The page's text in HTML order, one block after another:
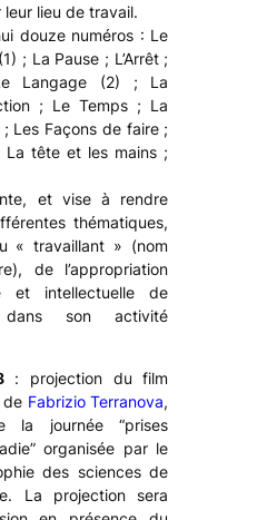
lieu de travail.
douze numéros : Le
; La Pause ; L’Arrêt ;
Langage (2) ; La
; Le Temps ; La
Les Façons de faire ;
tête et les mains ;
et vise à rendre
thématiques,
« travaillant » (nom
de l’appropriation
et intellectuelle de
son activité
: projection du film
de Fabrizio Terranova,
journée “prises
organisée par le
des sciences de
La projection sera